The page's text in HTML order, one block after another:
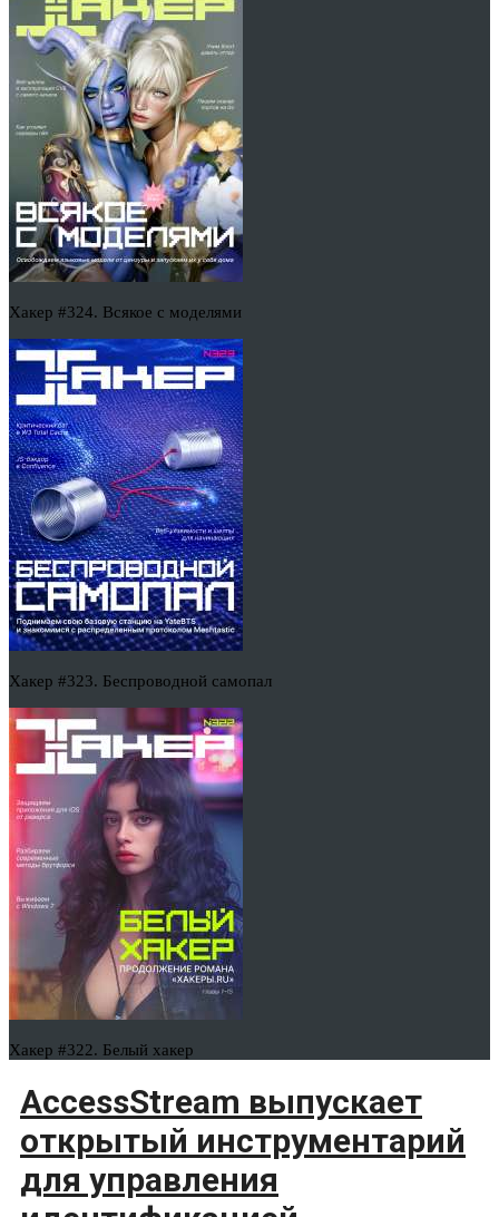
Хакер #324. Всякое с моделями
Хакер #323. Беспроводной самопал
Хакер #322. Белый хакер
AccessStream выпускает
открытый инструментарий
для управления